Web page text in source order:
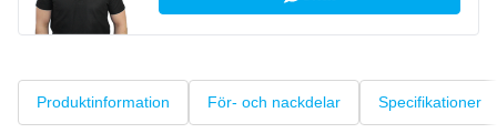
Produktinformation För- och nackdelar Specifikationer